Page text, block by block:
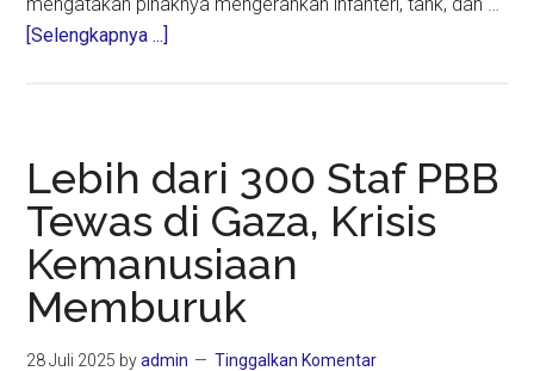
[Selengkapnya ...]
Israel
Kepung
Gaza
City
dari
Dua
Lebih dari 300 Staf PBB
Tewas di Gaza, Krisis
Kemanusiaan
Memburuk
28 Juli 2025 byadmin Tinggalkan Komentar